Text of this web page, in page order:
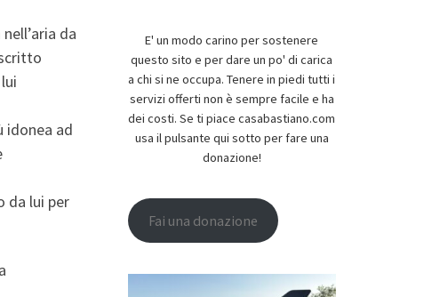
da
idonea ad
da lui per
E' un modo carino per sostenere
questo sito e per dare un po' di carica
a chi si ne occupa. Tenere in piedi tutti i
servizi offerti non è sempre facile e ha
dei costi. Se ti piace casabastiano.com
usa il pulsante qui sotto per fare una
donazione!
Fai una donazione